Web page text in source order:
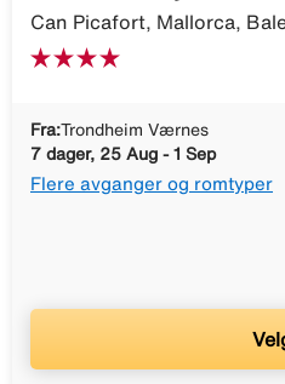
Can Picafort, Mallorca,
Fra:Trondheim Værnes
7 dager, 25 Aug - 1 Sep
Flere avganger og romtyper